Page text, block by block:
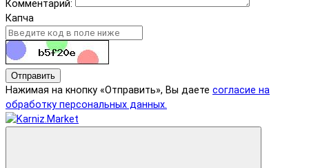
Комментарий:
Капча
Отправить
Нажимая на кнопку «Отправить», Вы даете согласие на
обработку персональных данных.